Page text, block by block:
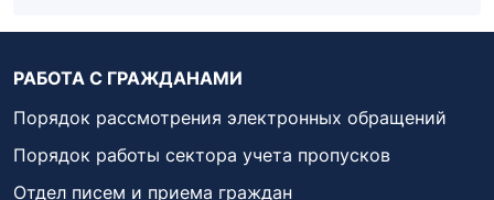
РАБОТА С ГРАЖДАНАМИ
Порядок рассмотрения электронных обращений
Порядок работы сектора учета пропусков
Отдел писем и приема граждан